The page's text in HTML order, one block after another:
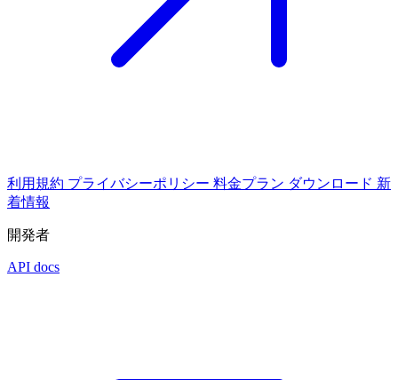
利用規約 プライバシーポリシー 料金プラン ダウンロード 新
着情報
開発者
API docs